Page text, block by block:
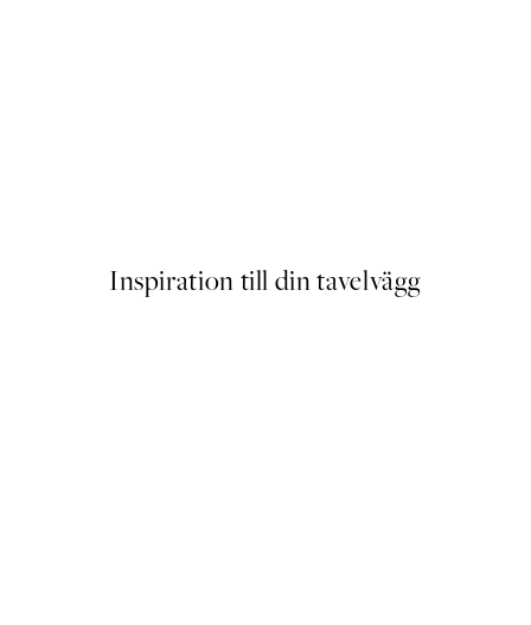
Inspiration till din tavelvägg